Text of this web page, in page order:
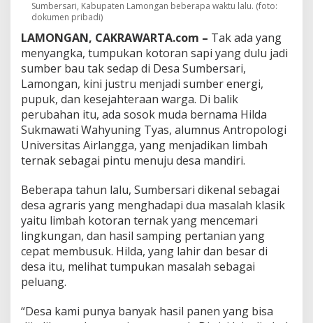
i
k
K
e
l
a
s
?
I
n
i
o
s
o
k
d
i
B
k
Sumbersari, Kabupaten Lamongan beberapa waktu lalu. (foto:
dokumen pribadi)
LAMONGAN, CAKRAWARTA.com – Tak ada yang
menyangka, tumpukan kotoran sapi yang dulu jadi
sumber bau tak sedap di Desa Sumbersari,
Lamongan, kini justru menjadi sumber energi,
pupuk, dan kesejahteraan warga. Di balik
perubahan itu, ada sosok muda bernama Hilda
Sukmawati Wahyuning Tyas, alumnus Antropologi
Universitas Airlangga, yang menjadikan limbah
ternak sebagai pintu menuju desa mandiri.
Beberapa tahun lalu, Sumbersari dikenal sebagai
desa agraris yang menghadapi dua masalah klasik
yaitu limbah kotoran ternak yang mencemari
lingkungan, dan hasil samping pertanian yang
cepat membusuk. Hilda, yang lahir dan besar di
desa itu, melihat tumpukan masalah sebagai
peluang.
“Desa kami punya banyak hasil panen yang bisa